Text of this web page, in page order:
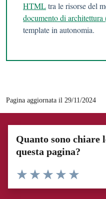
HTMLtra le risorse del
documento di
template in autonomia.
Pagina aggiornata il 29/11/2024
Quanto sono chiare
questa pagina?